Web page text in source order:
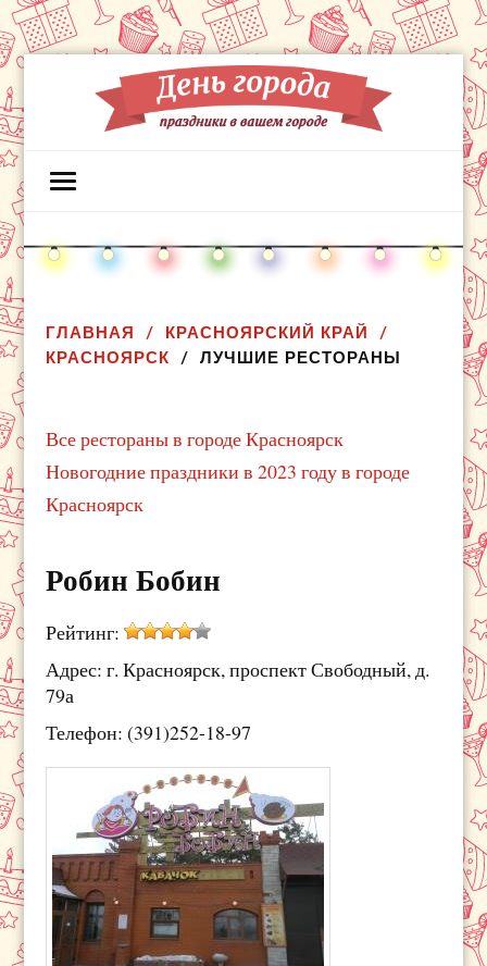
ГЛАВНАЯ
КРАСНОЯРСКИЙ КРАЙ
КРАСНОЯРСК
ЛУЧШИЕ РЕСТОРАНЫ
Все рестораны в городе Красноярск
Новогодние праздники в 2023 году в городе
Красноярск
Робин Бобин
Рейтинг:
Адрес: г. Красноярск, проспект Свободный, д.
79а
Телефон: (391)252-18-97